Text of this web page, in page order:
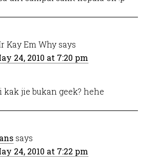
Kay Em Why says
24, 2010 at 7:20 pm
kak jie bukan geek? hehe
says
24, 2010 at 7:22 pm